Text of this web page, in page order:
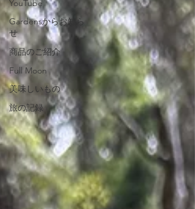
YouTube
Gardensからお知ら
せ
商品のご紹介
Full Moon
美味しいもの
旅の記録